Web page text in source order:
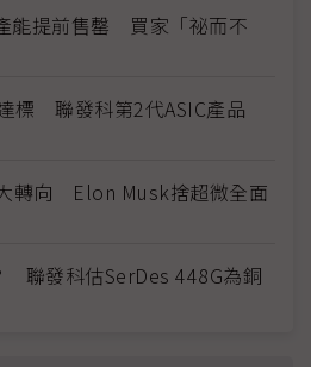
能提前售罄 買家「祕而不
標 聯發科第2代ASIC產品
轉向 Elon Musk捨超微全面
聯發科估SerDes 448G為銅